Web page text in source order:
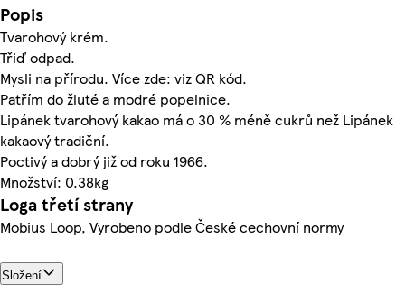
Popis
Tvarohový krém.
Třiď odpad.
Mysli na přírodu. Více zde: viz QR kód.
Patřím do žluté a modré popelnice.
Lipánek tvarohový kakao má o 30 % méně cukrů než Lipánek
kakaový tradiční.
Poctivý a dobrý již od roku 1966.
Množství: 0.38kg
Loga třetí strany
Mobius Loop, Vyrobeno podle České cechovní normy
Složení